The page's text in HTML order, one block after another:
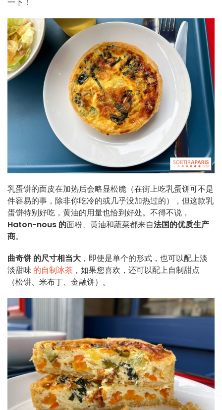
乳蛋饼的面皮在加热后会略显松脆（在街上吃乳蛋饼可不是
件容易的事，除非你吃冷的或几乎没加热过的），但这款乳
蛋饼特别好吃，黄油的用量也恰到好处。不得不说，
Haton-nous 的面粉、黄油和蔬菜都来自法国的优质生产
商。
曲奇饼 的尺寸相当大 ，即使是单个的形式，也可以配上淡
淡甜味 的自制冰茶 ，如果您喜欢，还可以配上自制甜点
（松饼、米布丁、金融饼）。